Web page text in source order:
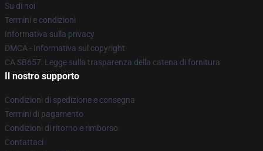
Su di noi
Termini e condizioni
Informativa sulla privacy
DMCA - Informativa sul copyright
CA SB657: Legge sulla trasparenza della catena di fornitura
Il nostro supporto
Condizioni di spedizione e consegna
Termini di pagamento
Condizioni di ritorno e rimborso
Contattaci